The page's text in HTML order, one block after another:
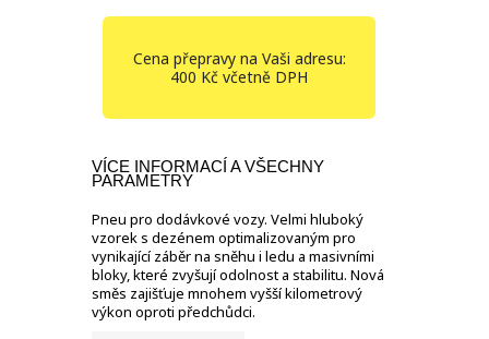
Cena přepravy na Vaši adresu:
400 Kč včetně DPH
VÍCE INFORMACÍ A VŠECHNY
PARAMETRY
Pneu pro dodávkové vozy. Velmi hluboký
vzorek s dezénem optimalizovaným pro
vynikající záběr na sněhu i ledu a masivními
bloky, které zvyšují odolnost a stabilitu. Nová
směs zajišťuje mnohem vyšší kilometrový
výkon oproti předchůdci.